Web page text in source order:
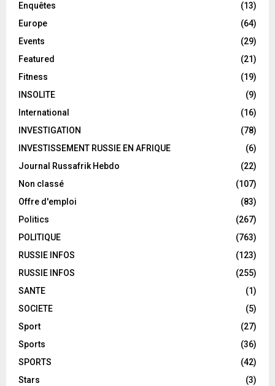
Enquêtes
(13)
Europe
(64)
Events
(29)
Featured
(21)
Fitness
(19)
INSOLITE
(9)
International
(16)
INVESTIGATION
(78)
INVESTISSEMENT RUSSIE EN AFRIQUE
(6)
Journal Russafrik Hebdo
(22)
Non classé
(107)
Offre d'emploi
(83)
Politics
(267)
POLITIQUE
(763)
RUSSIE INFOS
(123)
RUSSIE INFOS
(255)
SANTE
(1)
SOCIETE
(5)
Sport
(27)
Sports
(36)
SPORTS
(42)
Stars
(3)